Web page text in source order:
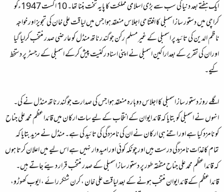
ایک ہفتے بعد دنیا کی سب سے بڑی اسلامی مملکت کا پایہ تخت بننا تھا۔ 10 اگست 1947ءکو
کراچی میں دستور ساز اسمبلی کا افتتاحی اجلاس منعقد ہوا جس میں لیاقت علی خان کی تجویز اور خواجہ
ناظم الدین کی تائید پر اسمبلی کے غیر مسلم رکن جوگندر ناتھ منڈل کو عارضی صدر منتخب کرلیا گیا
اوران کی تقریر کے بعداراکین اسمبلی نے اپنی اسناد رکنیت پیش کرکے اسمبلی کے رجسٹر پر دستخط
کیے۔
اگلے روز دستور ساز اسمبلی کا اجلاس دوبارہ منعقد ہوا جس کی صدارت جوگندر ناتھ منڈل نے کی۔
انہوں نے اسمبلی کو بتایا کہ قائد ایوان کے انتخاب کے لیے سات ارکان میں قائداعظم محمد علی جناح
کو نامزد کیا ہے اور اتنے ہی ارکان نے ان کی نامزدگی کی تائید کی ہے۔ منڈل نے مزید بتایا کہ
تمام کاغذات نامزدگی درست ہیں اور چونکہ کوئی اور امیدوار نہیں ہے اس لیے میں اعلان کرتا ہوں
کہ قائداعظم محمد علی جناح متفقہ طور پر دستور ساز اسمبلی کے صدر منتخب قرار دیئے جاتے ہیں۔
قائداعظم کے قائد ایوان منتخب ہونے کے بعد لیاقت علی خان ، کرن شنکر رائے ، ایوب کھوڑو،